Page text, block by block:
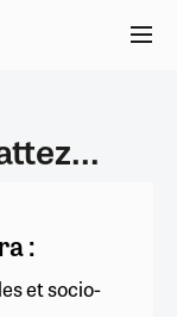
:
et socio-